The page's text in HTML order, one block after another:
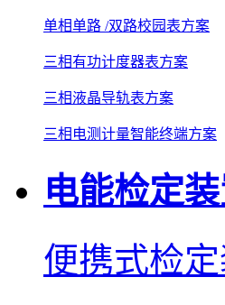
单相单路 /双路校园表方案
三相有功计度器表方案
三相液晶导轨表方案
三相电测计量智能终端方案
电能检定
便携式检